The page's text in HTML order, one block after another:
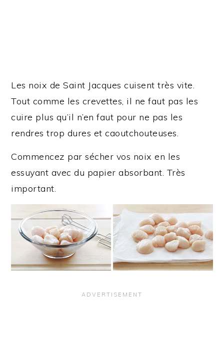
Les noix de Saint Jacques cuisent très vite.
Tout comme les crevettes, il ne faut pas les
cuire plus qu’il n’en faut pour ne pas les
rendres trop dures et caoutchouteuses.
Commencez par sécher vos noix en les
essuyant avec du papier absorbant. Très
important.